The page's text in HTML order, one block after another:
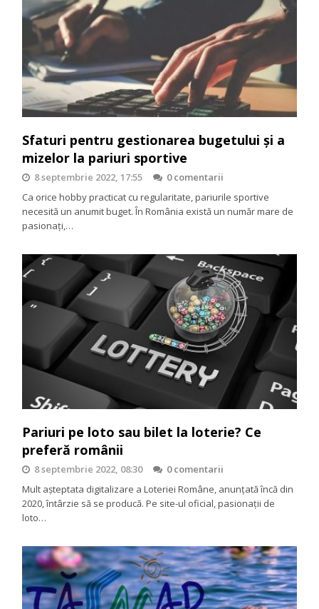
Sfaturi pentru gestionarea bugetului și a
mizelor la pariuri sportive
8 septembrie 2022, 17:55
0 comentarii
Ca orice hobby practicat cu regularitate, pariurile sportive
necesită un anumit buget. În România există un număr mare de
pasionați,…
Pariuri pe loto sau bilet la loterie? Ce
preferă românii
8 septembrie 2022, 08:30
0 comentarii
Mult așteptata digitalizare a Loteriei Române, anunțată încă din
2020, întârzie să se producă. Pe site-ul oficial, pasionații de
loto…